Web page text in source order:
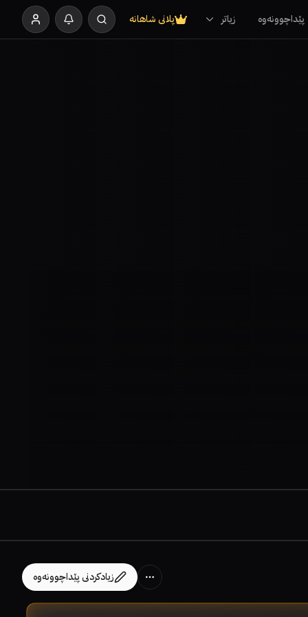
پێداچوونەوە زیاتر پلانی شاهانە
زیادکردنی پێداچوونەوە